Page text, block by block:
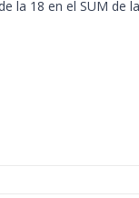
la 18 en el SUM de